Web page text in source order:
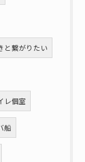
と繋がりたい
レ個室
船